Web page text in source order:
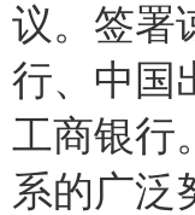
议。签署
行、中国
工商银行
系的广泛